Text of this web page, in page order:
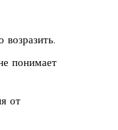
возразить.
понимает
от